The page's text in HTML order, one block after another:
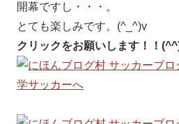
開幕ですし・・・。
とても楽しみです。(^_^)v
クリックをお願いします！！